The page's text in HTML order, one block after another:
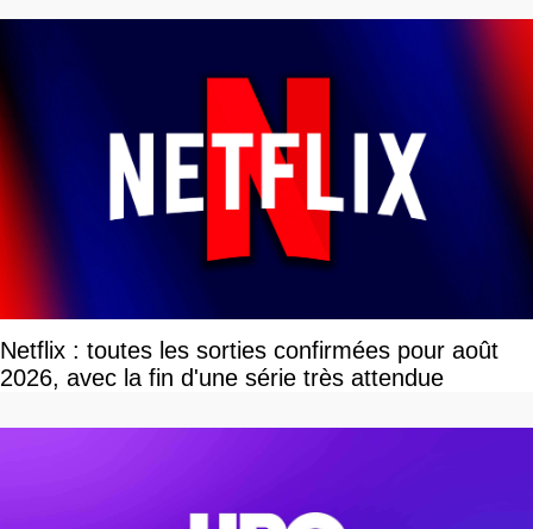
Netflix : toutes les sorties confirmées pour août
2026, avec la fin d'une série très attendue